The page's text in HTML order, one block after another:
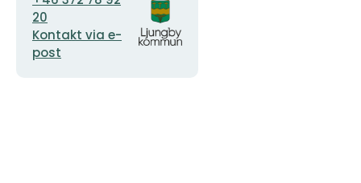
postadress
20
Kontakt via e-
post
logotyp